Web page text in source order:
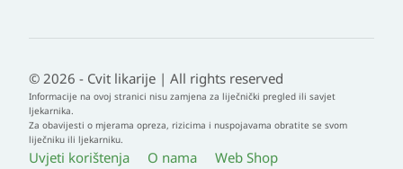
© 2026 - Cvit likarije | All rights reserved
Informacije na ovoj stranici nisu zamjena za liječnički pregled ili savjet
ljekarnika.
Za obavijesti o mjerama opreza, rizicima i nuspojavama obratite se svom
liječniku ili ljekarniku.
Uvjeti korištenja O nama Web Shop